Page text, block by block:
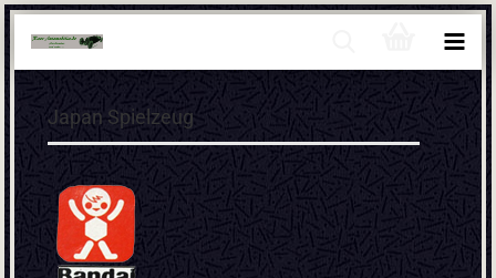
Japan Spielzeug